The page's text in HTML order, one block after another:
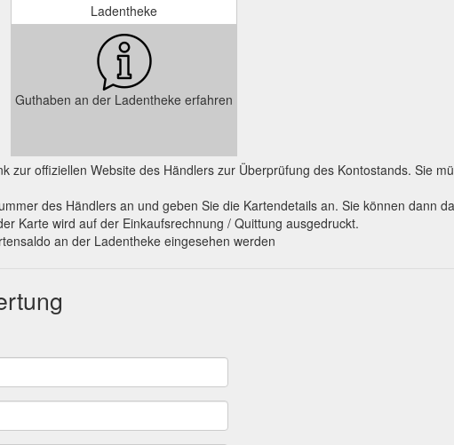
Ladentheke
Guthaben an der Ladentheke erfahren
zur offiziellen Website des Händlers zur Überprüfung des Kontostands. Sie
des Händlers an und geben Sie die Kartendetails an. Sie können dann
Karte wird auf der Einkaufsrechnung / Quittung ausgedruckt.
an der Ladentheke eingesehen werden